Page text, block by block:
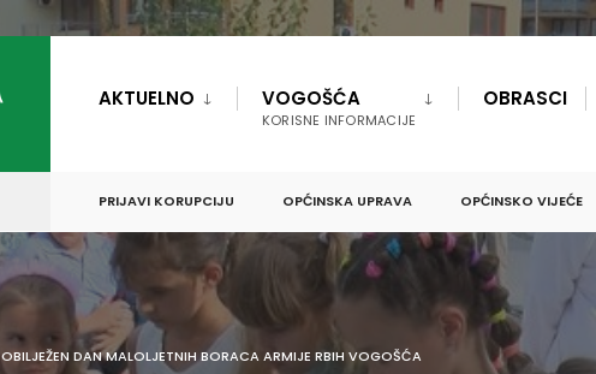
AKTUELNO VOGOŠĆA
KORISNE INFORMACIJE
OBRASCI
PRIJAVI KORUPCIJU OPĆINSKA UPRAVA OPĆINSKO VIJEĆE
OBILJEŽEN DAN MALOLJETNIH BORACA ARMIJE RBIH VOGOŠĆA